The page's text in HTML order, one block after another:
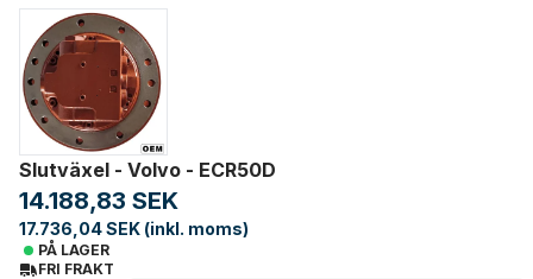
Slutväxel - Volvo - ECR50D
14.188,83 SEK
17.736,04 SEK (inkl. moms)
PÅ LAGER
FRI FRAKT